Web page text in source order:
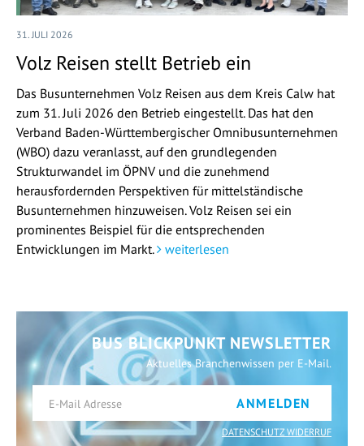
31. JULI 2026
Volz Reisen stellt Betrieb ein
Das Busunternehmen Volz Reisen aus dem Kreis Calw hat
zum 31. Juli 2026 den Betrieb eingestellt. Das hat den
Verband Baden-Württembergischer Omnibusunternehmen
(WBO) dazu veranlasst, auf den grundlegenden
Strukturwandel im ÖPNV und die zunehmend
herausfordernden Perspektiven für mittelständische
Busunternehmen hinzuweisen. Volz Reisen sei ein
prominentes Beispiel für die entsprechenden
Entwicklungen im Markt.
weiterlesen
BUS BLICKPUNKT NEWSLETTER
Aktuelles Branchenwissen per E-Mail.
ANMELDEN
DATENSCHUTZ WIDERRUF